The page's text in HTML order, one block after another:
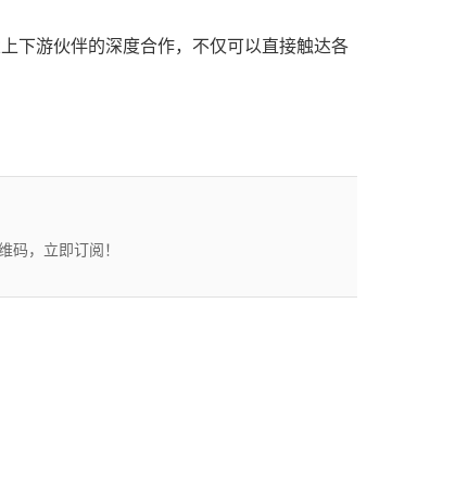
下游伙伴的深度合作，不仅可以直接触达各
，立即订阅！